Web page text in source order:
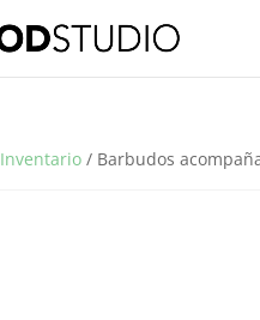
Inventario / Barbudos